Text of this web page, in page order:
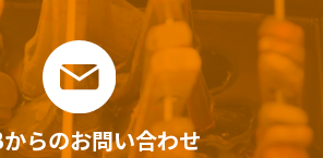
らのお問い合わせ